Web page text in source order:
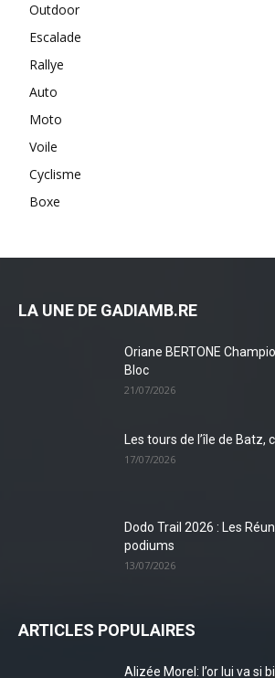
Outdoor
Escalade
Rallye
Auto
Moto
Voile
Cyclisme
Boxe
LA UNE DE GADIAMB.RE
Oriane BERTONE
Bloc
21/07/2026
Les tours de l’île de Batz,
17/07/2026
Dodo Trail 2026 : Les
podiums
13/07/2026
ARTICLES POPULAIRES
Alizée Morel: l’or lui va si